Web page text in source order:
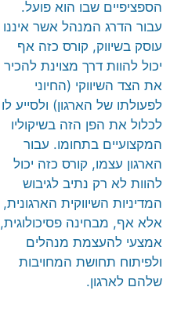
הספציפיים שבו הוא פועל.
עבור הדרג המנהל אשר איננו
עוסק בשיווק, קורס כזה אף
יכול להוות דרך מצוינת להכיר
את הצד השיווקי (החיוני
לפעולתו של הארגון) ולסייע לו
לכלול את הפן הזה בשיקוליו
המקצועיים בתחומו. עבור
הארגון עצמו, קורס כזה יכול
להוות לא רק נתיב לגיבוש
המדיניות השיווקית הארגונית,
אלא אף, מבחינה פסיכולוגית,
אמצעי להעצמת מנהלים
ולפיתוח תחושת המחויבות
שלהם לארגון.